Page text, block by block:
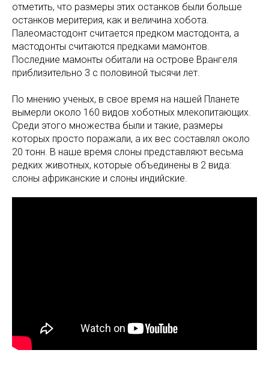
отметить, что размеры этих останков были больше
останков меритерия, как и величина хобота.
Палеомастодонт считается предком мастодонта, а
мастодонты считаются предками мамонтов.
Последние мамонты обитали на острове Врангеля
приблизительно 3 с половиной тысячи лет.
По мнению ученых, в свое время на нашей Планете
вымерли около 160 видов хоботных млекопитающих.
Среди этого множества были и такие, размеры
которых просто поражали, а их вес составлял около
20 тонн. В наше время слоны представляют весьма
редких животных, которые объединены в 2 вида:
слоны африканские и слоны индийские.